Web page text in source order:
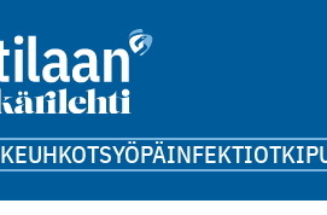
KEUHKOTSYÖPÄINFEKTIOT